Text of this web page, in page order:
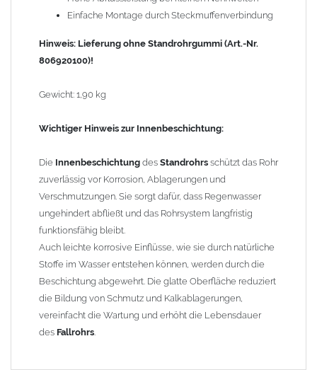
Einfache Montage durch Steckmuffenverbindung
Hinweis: Lieferung ohne Standrohrgummi (Art.-Nr.
806920100)!
Gewicht: 1,90 kg
Wichtiger Hinweis zur Innenbeschichtung:
Die Innenbeschichtung des Standrohrs schützt das Rohr
zuverlässig vor Korrosion, Ablagerungen und
Verschmutzungen. Sie sorgt dafür, dass Regenwasser
ungehindert abfließt und das Rohrsystem langfristig
funktionsfähig bleibt.
Auch leichte korrosive Einflüsse, wie sie durch natürliche
Stoffe im Wasser entstehen können, werden durch die
Beschichtung abgewehrt. Die glatte Oberfläche reduziert
die Bildung von Schmutz und Kalkablagerungen,
vereinfacht die Wartung und erhöht die Lebensdauer
des Fallrohrs.